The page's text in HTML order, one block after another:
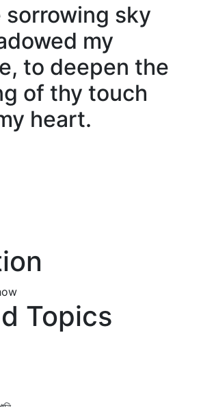
sorrowing sky
my
to deepen the
of thy touch
heart.
Topics